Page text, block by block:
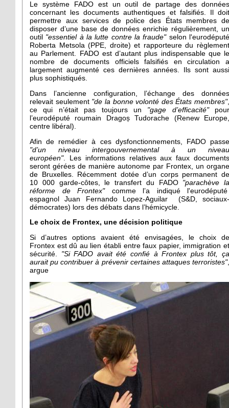
Le système FADO est un outil de partage des données
concernant les documents authentiques et falsifiés. Il doit
permettre aux services de police des États membres de
disposer d’une base de données enrichie régulièrement, un
outil "essentiel à la lutte contre la fraude"selon
Roberta Metsola (PPE, droite) et rapporteure du règlement
au Parlement. FADO est d’autant plus indispensable que le
nombre de documents officiels falsifiés en circulation a
largement augmenté ces dernières années. Ils sont aussi
plus sophistiqués.
Dans l’ancienne configuration, l’échange des données
relevait seulement "de la bonne volonté des États membres",
ce qui n’était pas toujours un "gage d’efficacité"pour
l’eurodéputé roumain Dragoș Tudorache (Renew Europe,
centre libéral).
Afin de remédier à ces dysfonctionnements, FADO passe
"d’un niveau intergouvernemental à un niveau
européen". Les informations relatives aux faux documents
seront gérées de manière autonome par Frontex, un organe
de Bruxelles. Récemment dotée d’un corps permanent de
10 000 garde-côtes, le transfert du FADO "parachève la
réforme de Frontex"comme l’a indiqué l'eurodéputé
espagnol Juan Fernando Lopez-Aguilar (S&D, sociaux-
démocrates) lors des débats dans l’hémicycle.
Le choix de Frontex, une décision politique
Si d’autres options avaient été envisagées, le choix de
Frontex est dû au lien établi entre faux papier, immigration et
sécurité. "Si FADO avait été confié à Frontex plus tôt, ça
aurait pu contribuer à prévenir certaines attaques terroristes",
argue